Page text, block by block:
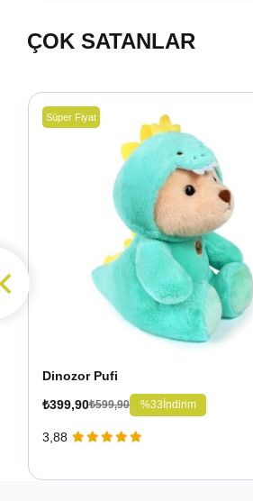
ÇOK SATANLAR
Dinozor Pufi
₺399,90₺599,90 %33İndirim
3,88
Süper Fiyat